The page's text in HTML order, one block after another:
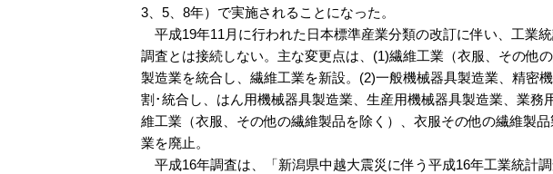
3、5、8年）で実施されることになった。
平成19年11月に行われた日本標準産業分類の改訂に伴い、工業
調査とは接続しない。主な変更点は、(1)繊維工業（衣服、その他
製造業を統合し、繊維工業を新設。(2)一般機械器具製造業、精密
割･統合し、はん用機械器具製造業、生産用機械器具製造業、業務
維工業（衣服、その他の繊維製品を除く）、衣服その他の繊維製
業を廃止。
平成16年調査は、「新潟県中越大震災に伴う平成16年工業統計